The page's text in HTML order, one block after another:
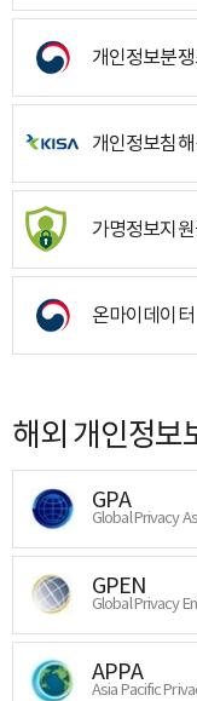
개인정보분
개인정보침
가명정보지
온마이데이터
해외 개인정보
GPA
Global Privacy
GPEN
Global Privacy
APPA
Asia Pacific